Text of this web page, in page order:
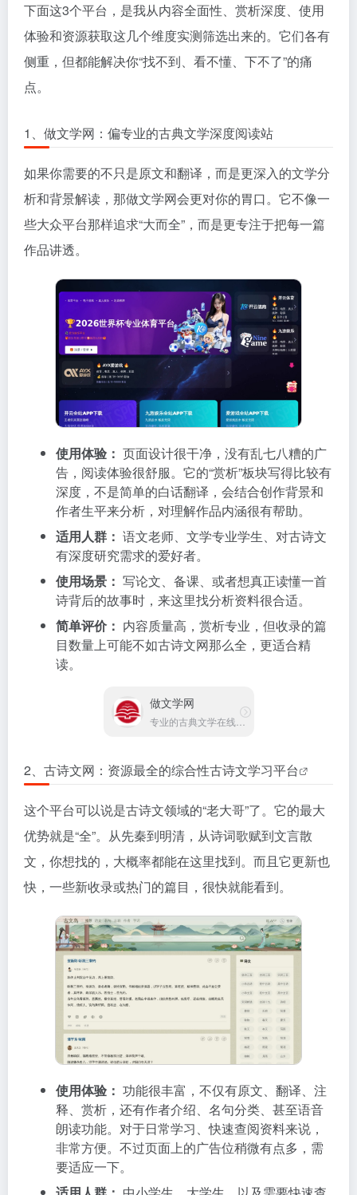
下面这3个平台，是我从内容全面性、赏析深度、使用
体验和资源获取这几个维度实测筛选出来的。它们各有
侧重，但都能解决你“找不到、看不懂、下不了”的痛
点。
1、做文学网：偏专业的古典文学深度阅读站
如果你需要的不只是原文和翻译，而是更深入的文学分
析和背景解读，那做文学网会更对你的胃口。它不像一
些大众平台那样追求“大而全”，而是更专注于把每一篇
作品讲透。
使用体验： 页面设计很干净，没有乱七八糟的广
告，阅读体验很舒服。它的“赏析”板块写得比较有
深度，不是简单的白话翻译，会结合创作背景和
作者生平来分析，对理解作品内涵很有帮助。
适用人群： 语文老师、文学专业学生、对古诗文
有深度研究需求的爱好者。
使用场景： 写论文、备课、或者想真正读懂一首
诗背后的故事时，来这里找分析资料很合适。
简单评价： 内容质量高，赏析专业，但收录的篇
目数量上可能不如古诗文网那么全，更适合精
读。
做文学网
专业的古典文学在线阅读网站
2、古诗文网：资源最全的综合性古诗文学习平台
这个平台可以说是古诗文领域的“老大哥”了。它的最大
优势就是“全”。从先秦到明清，从诗词歌赋到文言散
文，你想找的，大概率都能在这里找到。而且它更新也
快，一些新收录或热门的篇目，很快就能看到。
使用体验： 功能很丰富，不仅有原文、翻译、注
释、赏析，还有作者介绍、名句分类、甚至语音
朗读功能。对于日常学习、快速查阅资料来说，
非常方便。不过页面上的广告位稍微有点多，需
要适应一下。